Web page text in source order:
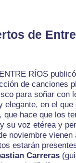
de
RÍOS
de canciones
para soñar con
elegante, en el
, que hace que los
su voz etérea y
noviembre
estarán
Carreras